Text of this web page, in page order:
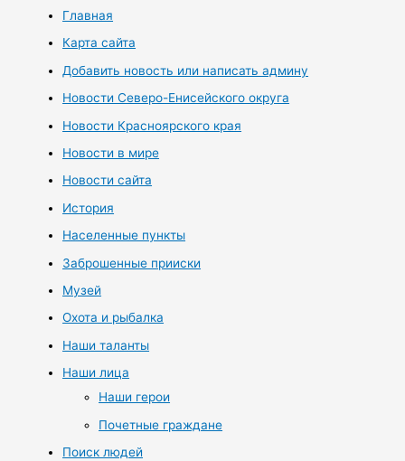
Главная
Карта сайта
Добавить новость или написать админу
Новости Северо-Енисейского округа
Новости Красноярского края
Новости в мире
Новости сайта
История
Населенные пункты
Заброшенные прииски
Музей
Охота и рыбалка
Наши таланты
Наши лица
Наши герои
Почетные граждане
Поиск людей